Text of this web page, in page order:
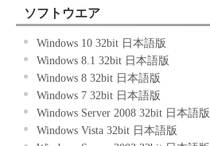
ソフトウエア
Windows 10 32bit 日本語版
Windows 8.1 32bit 日本語版
Windows 8 32bit 日本語版
Windows 7 32bit 日本語版
Windows Server 2008 32bit 日本語版
Windows Vista 32bit 日本語版